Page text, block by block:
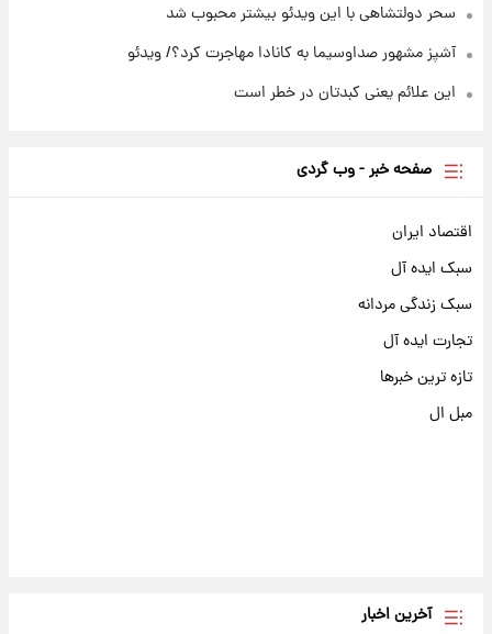
سحر دولتشاهی با این ویدئو بیشتر محبوب شد
آشپز مشهور صداوسیما به کانادا مهاجرت کرد؟/ ویدئو
این علائم یعنی کبدتان در خطر است
صفحه خبر - وب گردی
اقتصاد ایران
سبک ایده آل
سبک زندگی مردانه
تجارت ایده آل
تازه ترین خبرها
مبل ال
آخرین اخبار